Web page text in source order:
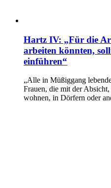
Hartz IV: „Für die
arbeiten könnten,
einführen“
„Alle in Müßiggang
Frauen, die mit der
wohnen, in Dörfern oder